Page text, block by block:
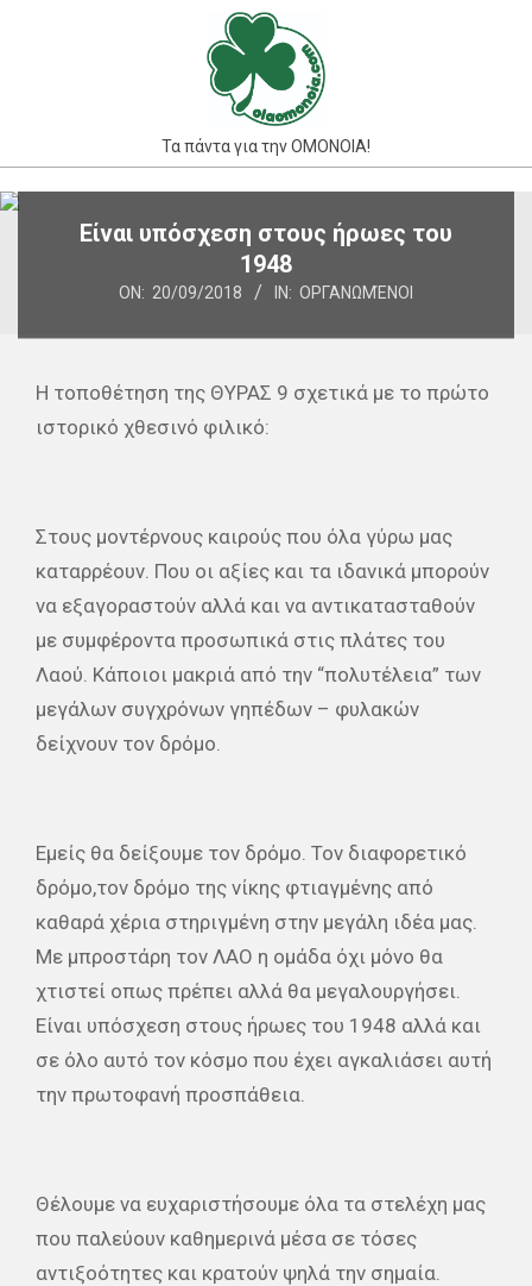
Τα πάντα για την ΟΜΟΝΟΙΑ!
Primary
Είναι υπόσχεση στους ήρωες του
1948
ON: 20/09/2018 IN: ΟΡΓΑΝΩΜΈΝΟΙ
Η τοποθέτηση της ΘΥΡΑΣ 9 σχετικά με το πρώτο
ιστορικό χθεσινό φιλικό:
Στους μοντέρνους καιρούς που όλα γύρω μας
καταρρέουν. Που οι αξίες και τα ιδανικά μπορούν
να εξαγοραστούν αλλά και να αντικατασταθούν
με συμφέροντα προσωπικά στις πλάτες του
Λαού. Κάποιοι μακριά από την “πολυτέλεια” των
μεγάλων συγχρόνων γηπέδων – φυλακών
δείχνουν τον δρόμο.
Εμείς θα δείξουμε τον δρόμο. Τον διαφορετικό
δρόμο,τον δρόμο της νίκης φτιαγμένης από
καθαρά χέρια στηριγμένη στην μεγάλη ιδέα μας.
Με μπροστάρη τον ΛΑΟ η ομάδα όχι μόνο θα
χτιστεί οπως πρέπει αλλά θα μεγαλουργήσει.
Είναι υπόσχεση στους ήρωες του 1948 αλλά και
σε όλο αυτό τον κόσμο που έχει αγκαλιάσει αυτή
την πρωτοφανή προσπάθεια.
Θέλουμε να ευχαριστήσουμε όλα τα στελέχη μας
που παλεύουν καθημερινά μέσα σε τόσες
αντιξοότητες και κρατούν ψηλά την σημαία.